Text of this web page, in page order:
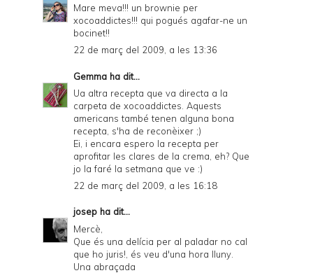
Mare meva!!! un brownie per
xocoaddictes!!! qui pogués agafar-ne un
bocinet!!
22 de març del 2009, a les 13:36
Gemma ha dit...
Ua altra recepta que va directa a la
carpeta de xocoaddictes. Aquests
americans també tenen alguna bona
recepta, s'ha de reconèixer ;)
Ei, i encara espero la recepta per
aprofitar les clares de la crema, eh? Que
jo la faré la setmana que ve :)
22 de març del 2009, a les 16:18
josep ha dit...
Mercè,
Que és una delícia per al paladar no cal
que ho juris!, és veu d'una hora lluny.
Una abraçada